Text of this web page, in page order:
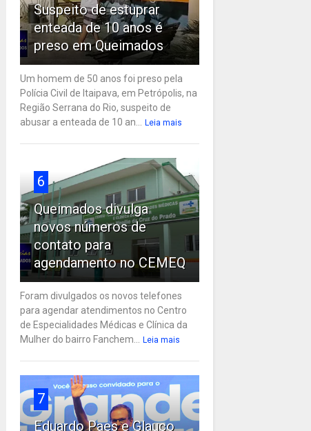
Suspeito de estuprar
enteada de 10 anos é
preso em Queimados
Um homem de 50 anos foi preso pela
Polícia Civil de Itaipava, em Petrópolis, na
Região Serrana do Rio, suspeito de
abusar a enteada de 10 an...
Leia mais
6
Queimados divulga
novos números de
contato para
agendamento no CEMEQ
Foram divulgados os novos telefones
para agendar atendimentos no Centro
de Especialidades Médicas e Clínica da
Mulher do bairro Fanchem...
Leia mais
7
Eduardo Paes e Glauco